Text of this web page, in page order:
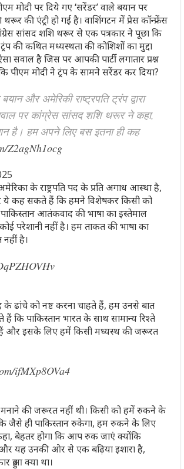
मोदी पर दिये गए ‘सरेंडर’ वाले बयान पर
की एंट्री हो गई है। वाशिंगटन में प्रेस कॉन्फ्रेंस
सांसद शशि थरूर से एक पत्रकार ने पूछा कि
की कथित मध्यस्थता की कोशिशों का मुद्दा
सवाल है जिस पर आपकी पार्टी लगातार प्रश्न
पीएम मोदी ने ट्रंप के सामने सरेंडर कर दिया?
और अमेरिकी राष्ट्रपति ट्रंप द्वारा
पर कांग्रेस सांसद शशि थरूर ने कहा,
है। हम अपने लिए बस इतना ही कह
Z2agNh1ocg
के राष्ट्रपति पद के प्रति अगाध आस्था है,
ये कह सकते हैं कि हमने विशेषकर किसी को
आतंकवाद की भाषा का इस्तेमाल
परेशानी नहीं है। हम ताकत की भाषा का
है।
को नष्ट करना चाहते हैं, हम उनसे बात
पाकिस्तान भारत के साथ सामान्य रिश्ते
हैं और इसके लिए हमें किसी मध्यस्थ की जरूरत
ifMXp8OVa4
की जरूरत नहीं थी। किसी को हमें रुकने के
जैसे ही पाकिस्तान रुकेगा, हम रुकने के लिए
बेहतर होगा कि आप रुक जाएं क्योंकि
यह उनकी ओर से एक बढ़िया इशारा है,
हुआ क्या था।